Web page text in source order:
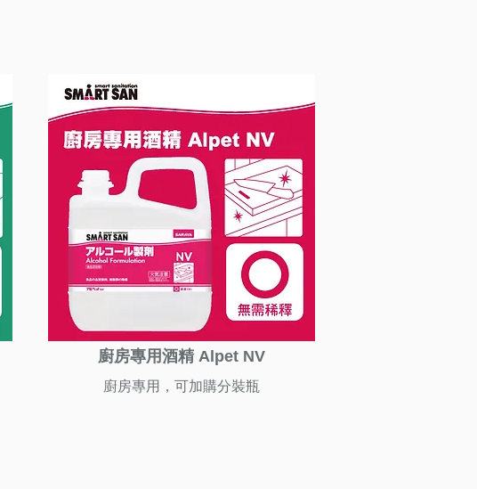
廚房專用酒精 Alpet NV
廚房專用，可加購分裝瓶